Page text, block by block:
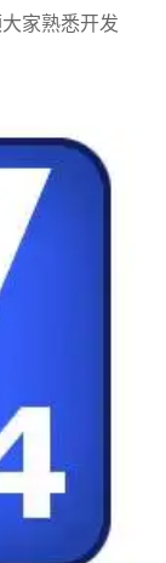
家熟悉开发